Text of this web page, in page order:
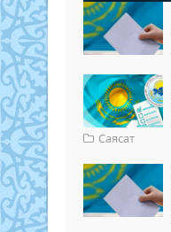
Саясат